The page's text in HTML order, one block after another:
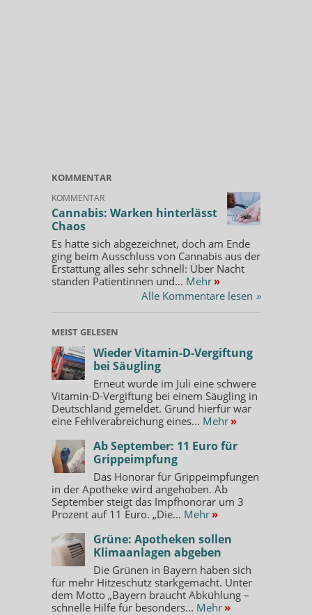
KOMMENTAR
KOMMENTAR
Cannabis: Warken hinterlässt
Chaos
Es hatte sich abgezeichnet, doch am Ende
ging beim Ausschluss von Cannabis aus der
Erstattung alles sehr schnell: Über Nacht
standen Patientinnen und... Mehr »
Alle Kommentare lesen »
MEIST GELESEN
Wieder Vitamin-D-Vergiftung
bei Säugling
Erneut wurde im Juli eine schwere
Vitamin-D-Vergiftung bei einem Säugling in
Deutschland gemeldet. Grund hierfür war
eine Fehlverabreichung eines... Mehr »
Ab September: 11 Euro für
Grippeimpfung
Das Honorar für Grippeimpfungen
in der Apotheke wird angehoben. Ab
September steigt das Impfhonorar um 3
Prozent auf 11 Euro. „Die... Mehr »
Grüne: Apotheken sollen
Klimaanlagen abgeben
Die Grünen in Bayern haben sich
für mehr Hitzeschutz starkgemacht. Unter
dem Motto „Bayern braucht Abkühlung –
schnelle Hilfe für besonders... Mehr »